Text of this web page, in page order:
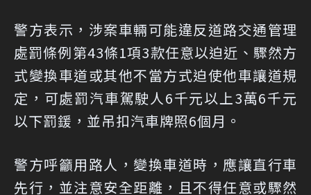
警方表示，涉案車輛可能違反道路交通管理
處罰條例第43條1項3款任意以迫近、驟然方
式變換車道或其他不當方式迫使他車讓道規
定，可處罰汽車駕駛人6千元以上3萬6千元
以下罰鍰，並吊扣汽車牌照6個月。
警方呼籲用路人，變換車道時，應讓直行車
先行，並注意安全距離，且不得任意或驟然